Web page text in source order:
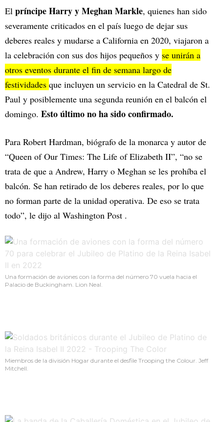
El príncipe Harry y Meghan Markle, quienes han sido
severamente criticados en el país luego de dejar sus
deberes reales y mudarse a California en 2020, viajaron a
la celebración con sus dos hijos pequeños y se unirán a
otros eventos durante el fin de semana largo de
festividades que incluyen un servicio en la Catedral de St.
Paul y posiblemente una segunda reunión en el balcón el
domingo. Esto último no ha sido confirmado.
Para Robert Hardman, biógrafo de la monarca y autor de
“Queen of Our Times: The Life of Elizabeth II”, “no se
trata de que a Andrew, Harry o Meghan se les prohíba el
balcón. Se han retirado de los deberes reales, por lo que
no forman parte de la unidad operativa. De eso se trata
todo”, le dijo al Washington Post .
Una formación de aviones con la forma del número 70 vuela hacia el
Palacio de Buckingham. Lion Neal.
Miembros de la división Hogar durante el desfile Trooping the Colour. Jeff
Mitchell.